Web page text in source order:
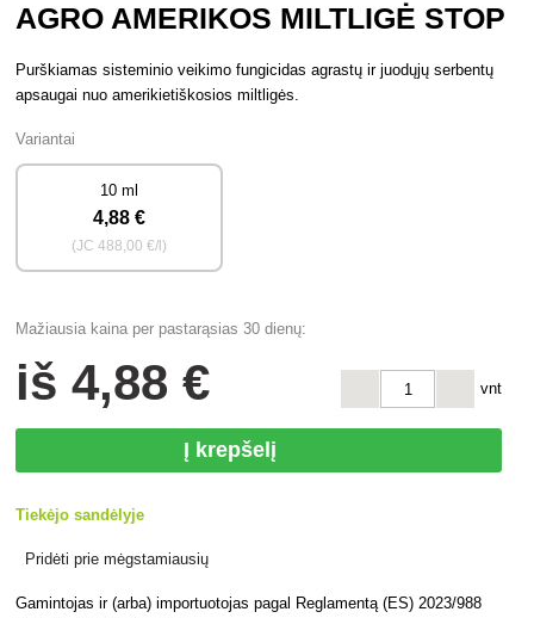
AGRO AMERIKOS MILTLIGĖ STOP
Purškiamas sisteminio veikimo fungicidas agrastų ir juodųjų serbentų
apsaugai nuo amerikietiškosios miltligės.
Variantai
10 ml
4,88 €
(JC488,00 €/l)
Mažiausia kaina per pastarąsias 30 dienų:
iš4,88 € vnt
Į krepšelį
Tiekėjo sandėlyje
Pridėti prie mėgstamiausių
Gamintojas ir (arba) importuotojas pagal Reglamentą (ES) 2023/988